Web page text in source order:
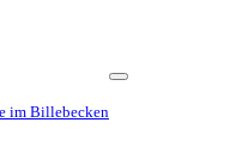
im Billebecken
Navigationsmenü